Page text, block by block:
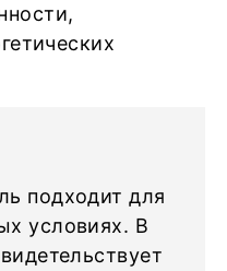
подходит для
условиях. В